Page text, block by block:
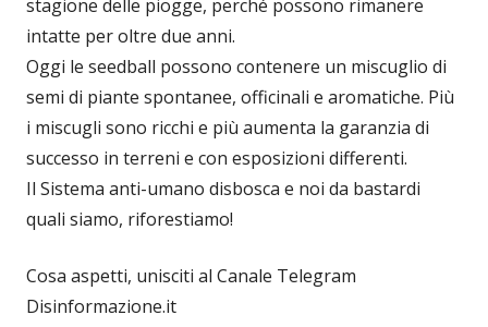
stagione delle piogge, perché possono rimanere
intatte per oltre due anni.
Oggi le seedball possono contenere un miscuglio di
semi di piante spontanee, officinali e aromatiche. Più
i miscugli sono ricchi e più aumenta la garanzia di
successo in terreni e con esposizioni differenti.
Il Sistema anti-umano disbosca e noi da bastardi
quali siamo, riforestiamo!
Cosa aspetti, unisciti al Canale Telegram
Disinformazione.it